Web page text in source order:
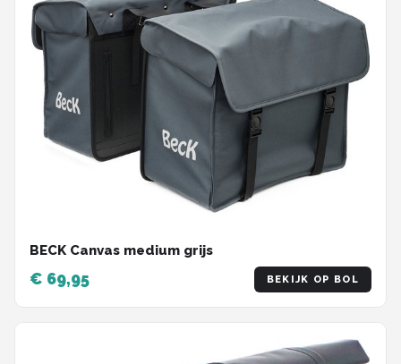
BECK Canvas medium grijs
€ 69,95 BEKIJK OP BOL